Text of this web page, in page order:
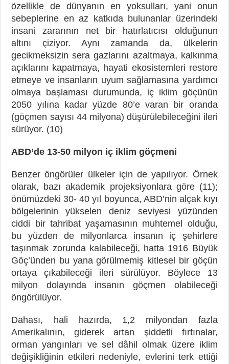
özellikle de dünyanın en yoksulları, yani onun
sebeplerine en az katkıda bulunanlar üzerindeki
insani zararının net bir hatırlatıcısı olduğunun
altını çiziyor. Aynı zamanda da, ülkelerin
gecikmeksizin sera gazlarını azaltmaya, kalkınma
açıklarını kapatmaya, hayati ekosistemleri restore
etmeye ve insanların uyum sağlamasına yardımcı
olmaya başlaması durumunda, iç iklim göçünün
2050 yılına kadar yüzde 80’e varan bir oranda
(göçmen sayısı 44 milyona) düşürülebileceğini ileri
sürüyor. (10)
ABD’de 13-50 milyon iç iklim göçmeni
Benzer öngörüler ülkeler için de yapılıyor. Örnek
olarak, bazı akademik projeksiyonlara göre (11);
önümüzdeki 30- 40 yıl boyunca, ABD’nin alçak kıyı
bölgelerinin yükselen deniz seviyesi yüzünden
ciddi bir tahribat yaşamasının muhtemel olduğu,
bu yüzden de milyonlarca insanın iç şehirlere
taşınmak zorunda kalabileceği, hatta 1916 Büyük
Göç’ünden bu yana görülmemiş kitlesel bir göçün
ortaya çıkabileceği ileri sürülüyor. Böylece 13
milyon dolayında insanın göçmen olabileceği
öngörülüyor.
Dahası, hali hazırda, 1,2 milyondan fazla
Amerikalının, giderek artan şiddetli fırtınalar,
orman yangınları ve sel dâhil olmak üzere iklim
değişikliğinin etkileri nedeniyle, evlerini terk ettiği